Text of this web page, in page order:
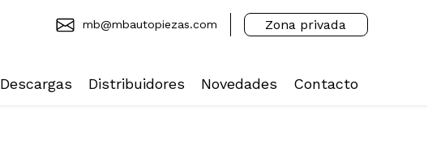
mb@mbautopiezas.com Zona privada
Descargas Distribuidores Novedades Contacto